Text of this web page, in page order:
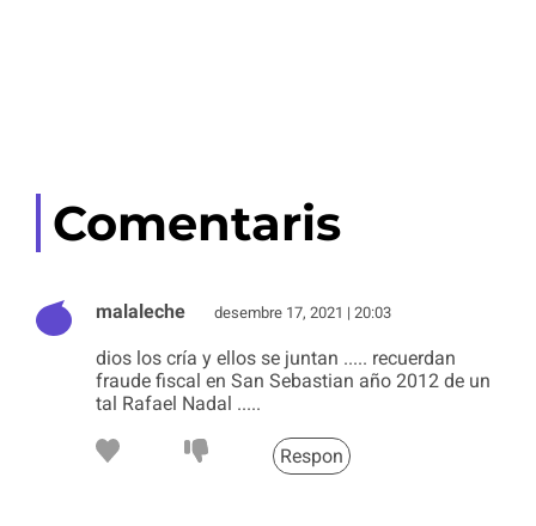
Comentaris
malaleche desembre 17, 2021 | 20:03
dios los cría y ellos se juntan ..... recuerdan
fraude fiscal en San Sebastian año 2012 de un
tal Rafael Nadal .....
Respon